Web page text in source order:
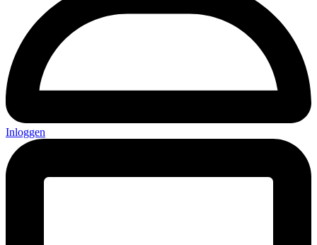
Inloggen